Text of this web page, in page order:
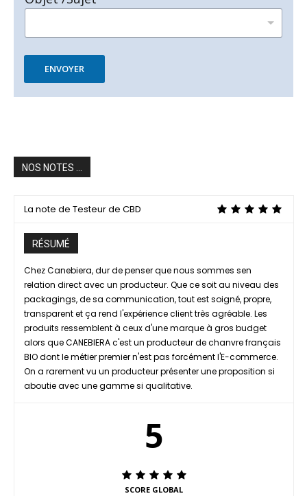
ENVOYER
NOS NOTES ...
La note de Testeur de CBD
RÉSUMÉ
Chez Canebiera, dur de penser que nous sommes sen
relation direct avec un producteur. Que ce soit au niveau des
packagings, de sa communication, tout est soigné, propre,
transparent et ça rend l'expérience client très agréable. Les
produits ressemblent à ceux d'une marque à gros budget
alors que CANEBIERA c'est un producteur de chanvre français
BIO dont le métier premier n'est pas forcément l'E-commerce.
On a rarement vu un producteur présenter une proposition si
aboutie avec une gamme si qualitative.
5
SCORE GLOBAL